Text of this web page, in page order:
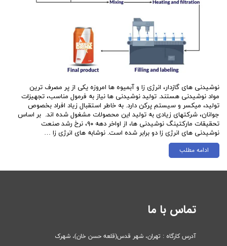
نوشیدنی های گازدار، انرژی زا و آبمیوه ها امروزه یکی از پر مصرف ترین
مواد نوشیدنی هستند. تولید نوشیدنی ها نیاز به فرمول مناسب، تجهیزات
تولید، میکسر و سیستم پرکن دارد. به خاطر استقبال زیاد افراد بخصوص
جوانان، شرکتهای زیادی به تولید این محصولات مشغول شده اند. بر اساس
تحقیقات مارکتینگ نوشیدنی ها، از اواخر دهه ۹۰، نرخ رشد صنعت
نوشیدنی های انرژی زا دو برابر شده است. نوشابه های انرژی زا …
ادامه مطلب
تماس با ما
آدرس کارگاه : تهران، شهر قدس(قلعه حسن خان)، ​​​​​​​شهرک